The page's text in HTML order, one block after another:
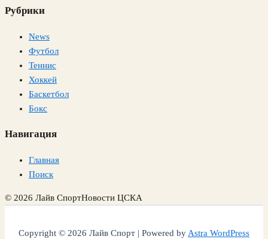
Рубрики
News
Футбол
Теннис
Хоккей
Баскетбол
Бокс
Навигация
Главная
Поиск
© 2026 Лайв СпортНовости ЦСКА
Copyright © 2026 Лайв Спорт | Powered byAstra WordPress